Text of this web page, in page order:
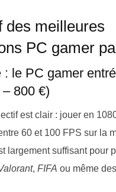
des meilleures
PC gamer
: le PC gamer
800 €)
est clair : jouer en
60 et 100 FPS sur la
largement suffisant pour
, FIFA ou même